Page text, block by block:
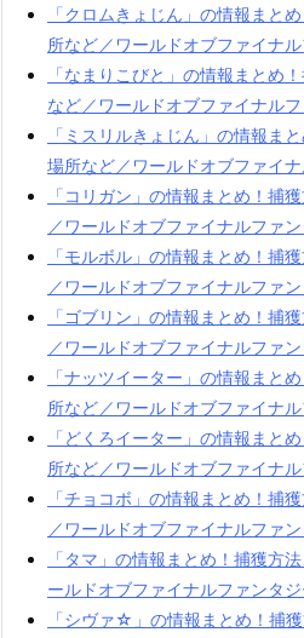
「クロムきょじん」の情報まと
所など／ワールドオブファイナ
「なまりこびと」の情報まとめ
など／ワールドオブファイナル
「ミスリルきょじん」の情報ま
場所など／ワールドオブファイ
「コリガン」の情報まとめ！捕
／ワールドオブファイナルファ
「モルボル」の情報まとめ！捕
／ワールドオブファイナルファ
「ゴブリン」の情報まとめ！捕
／ワールドオブファイナルファ
「ナッツイーター」の情報まと
所など／ワールドオブファイナ
「どくろイーター」の情報まと
所など／ワールドオブファイナ
「チョコボ」の情報まとめ！捕
／ワールドオブファイナルファ
「タマ」の情報まとめ！捕獲方
ールドオブファイナルファンタジ
「シヴァ☆」の情報まとめ！捕